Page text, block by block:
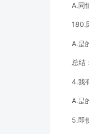
A.同
180.
A.是
总结
4.我
A.是
5.即